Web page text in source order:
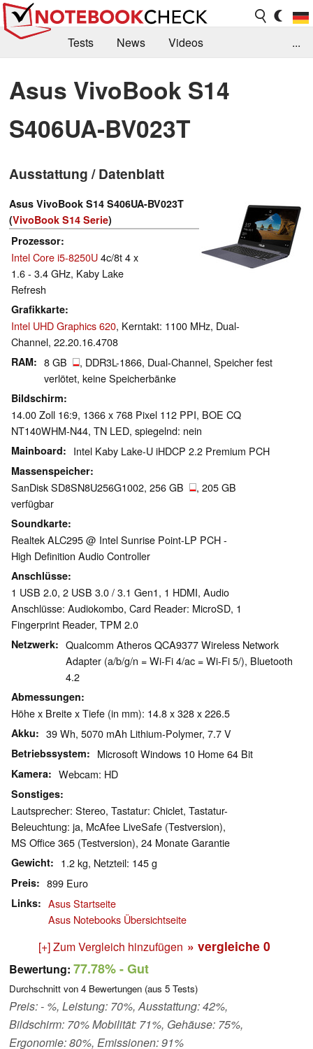
Tests News
Videos
Kaufberatung
Deals Suche
Jobs
Forum
...
Asus VivoBook S14
S406UA-BV023T
Ausstattung / Datenblatt
Asus VivoBook S14 S406UA-BV023T
(VivoBook S14 Serie)
Prozessor
Intel Core i5-8250U4c/8t 4 x
1.6 - 3.4 GHz, Kaby Lake
Refresh
Grafikkarte
Intel UHD Graphics 620, Kerntakt: 1100 MHz, Dual-
Channel, 22.20.16.4708
RAM 8 GB
, DDR3L-1866, Dual-Channel, Speicher fest
verlötet, keine Speicherbänke
Bildschirm
14.00 Zoll 16:9, 1366 x 768 Pixel 112 PPI, BOE CQ
NT140WHM-N44, TN LED, spiegelnd: nein
Mainboard Intel Kaby Lake-U iHDCP 2.2 Premium PCH
Massenspeicher
SanDisk SD8SN8U256G1002, 256 GB
, 205 GB
verfügbar
Soundkarte
Realtek ALC295 @ Intel Sunrise Point-LP PCH -
High Definition Audio Controller
Anschlüsse
1 USB 2.0, 2 USB 3.0 / 3.1 Gen1, 1 HDMI, Audio
Anschlüsse: Audiokombo, Card Reader: MicroSD, 1
Fingerprint Reader, TPM 2.0
Netzwerk
Qualcomm Atheros QCA9377 Wireless Network
Adapter (a/b/g/n = Wi-Fi 4/ac = Wi-Fi 5/), Bluetooth
4.2
Abmessungen
Höhe x Breite x Tiefe (in mm): 14.8 x 328 x 226.5
Akku 39 Wh, 5070 mAh Lithium-Polymer, 7.7 V
Betriebssystem Microsoft Windows 10 Home 64 Bit
Kamera Webcam: HD
Sonstiges
Lautsprecher: Stereo, Tastatur: Chiclet, Tastatur-
Beleuchtung: ja, McAfee LiveSafe (Testversion),
MS Office 365 (Testversion), 24 Monate Garantie
Gewicht 1.2 kg, Netzteil: 145 g
Preis 899 Euro
Links
Asus Startseite
Asus Notebooks Übersichtseite
[+] Zum Vergleich hinzufügen » vergleiche 0
Bewertung: 77.78%- Gut
Durchschnitt von 4 Bewertungen (aus 5 Tests)
Preis: - %, Leistung: 70%, Ausstattung: 42%,
Bildschirm: 70% Mobilität: 71%, Gehäuse: 75%,
Ergonomie: 80%, Emissionen: 91%